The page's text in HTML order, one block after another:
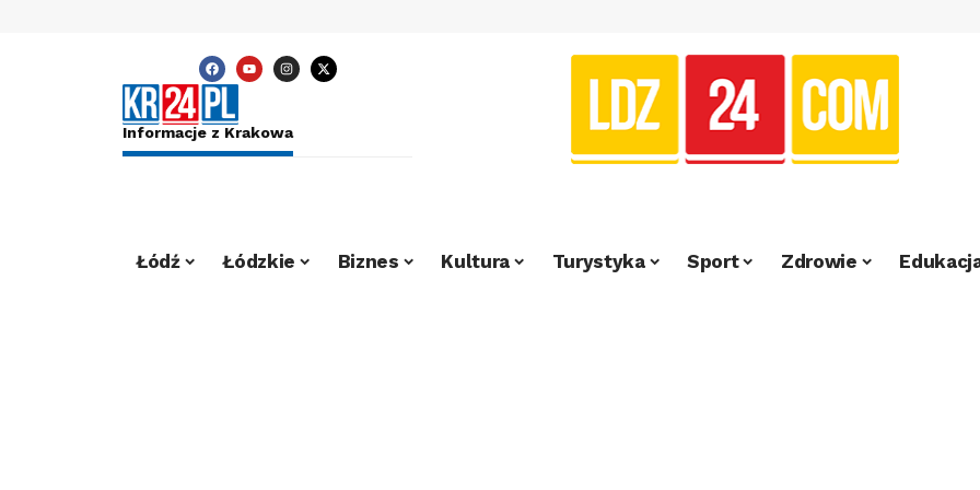
Informacje z Krakowa
Łódź Łódzkie Biznes Kultura Turystyka Sport Zdrowie